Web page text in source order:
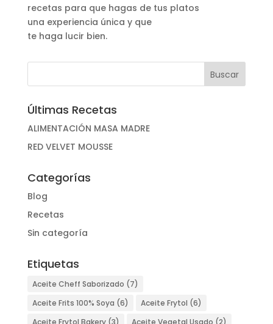
recetas para que hagas de tus platos
una experiencia única y que
te haga lucir bien.
Últimas Recetas
ALIMENTACIÓN MASA MADRE
RED VELVET MOUSSE
Categorías
Blog
Recetas
Sin categoría
Etiquetas
Aceite Cheff Saborizado (7)
Aceite Frits 100% Soya (6) Aceite Frytol (6)
Aceite Frytol Bakery(3) Aceite Vegetal Usado (2)